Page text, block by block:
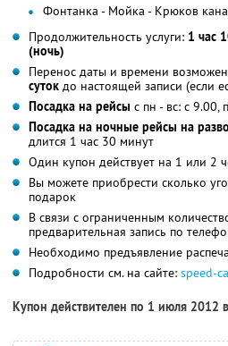
Фонтанка - Мойка - Крюков
Продолжительность услуги: 1 час
(ночь)
Перенос даты и времени
суток до настоящей записи (если
Посадка на рейсы с пн - вс: с 9.00,
Посадка на ночные рейсы на
длится 1 час 30 минут
Один купон действует на 1 или 2
Вы можете приобрести сколько
подарок
В связи с ограниченным
предварительная запись по
Необходимо предъявление
Подробности см. на сайте: speed-
Купон действителен по 1 июля 2012